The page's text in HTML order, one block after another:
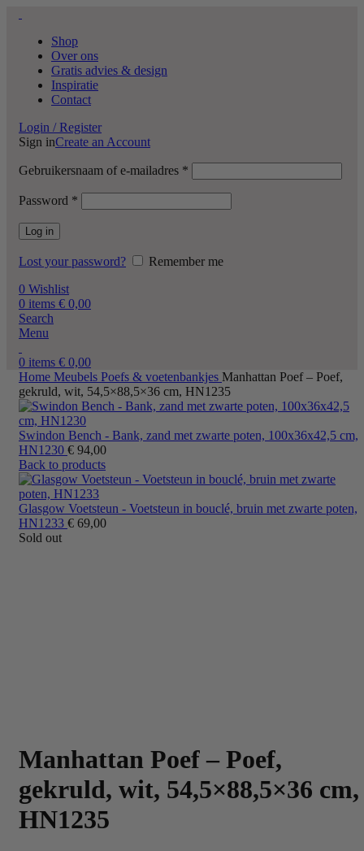
Shop
Over ons
Gratis advies & design
Inspiratie
Contact
Login / Register
Sign inCreate an Account
Gebruikersnaam of e-mailadres *
Password *
Log in
Lost your password?
Remember me
0 Wishlist
0 items € 0,00
Search
Menu
0 items € 0,00
Home Meubels Poefs & voetenbankjes Manhattan Poef – Poef,
gekruld, wit, 54,5×88,5×36 cm, HN1235
Swindon Bench - Bank, zand met zwarte poten, 100x36x42,5 cm,
HN1230 € 94,00
Back to products
Glasgow Voetsteun - Voetsteun in bouclé, bruin met zwarte poten,
HN1233 € 69,00
Sold out
Manhattan Poef – Poef,
gekruld, wit, 54,5×88,5×36 cm,
HN1235